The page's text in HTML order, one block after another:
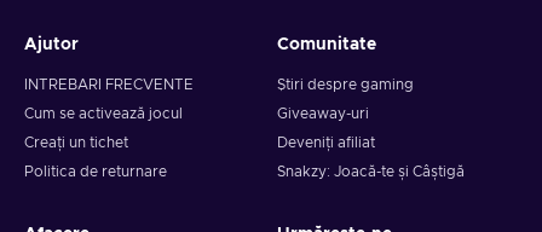
Ajutor
INTREBARI FRECVENTE
Cum se activează jocul
Creați un tichet
Politica de returnare
Comunitate
Știri despre gaming
Giveaway-uri
Deveniți afiliat
Snakzy: Joacă-te și Câștigă